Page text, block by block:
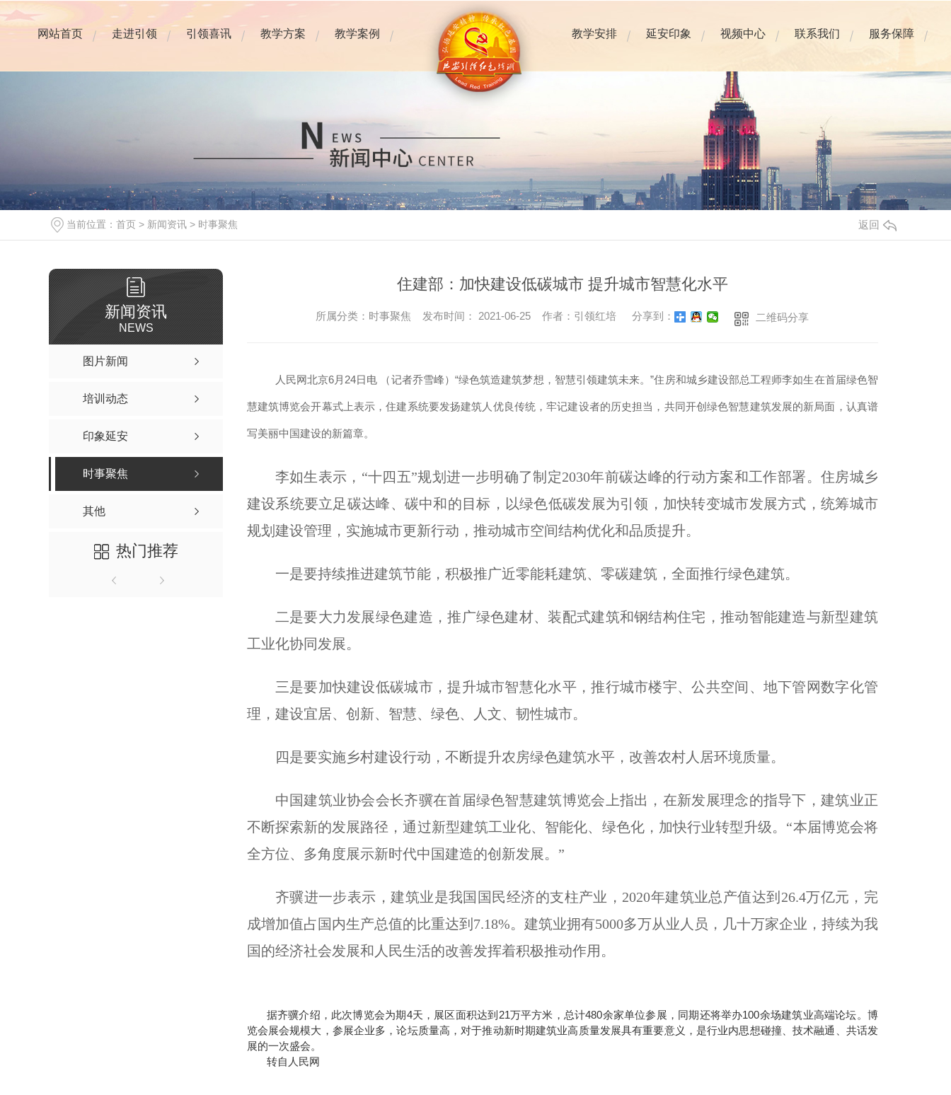
网站首页 走进引领 引领喜讯 教学方案 教学案例 教学安排 延安印象 视频中心 联系我们 服务保障
当前位置： 首页 > 新闻资讯 > 时事聚焦 返回
新闻资讯
NEWS
图片新闻
培训动态
印象延安
时事聚焦
其他
热门推荐
住建部：加快建设低碳城市 提升城市智慧化水平
所属分类：时事聚焦 发布时间： 2021-06-25 作者：引领红培 分享到： 二维码分享
人民网北京6月24日电 （记者乔雪峰）“绿色筑造建筑梦想，智慧引领建筑未来。”住房和城乡建设部总工程师李如生在首届绿色智
慧建筑博览会开幕式上表示，住建系统要发扬建筑人优良传统，牢记建设者的历史担当，共同开创绿色智慧建筑发展的新局面，认真谱
写美丽中国建设的新篇章。
李如生表示，“十四五”规划进一步明确了制定2030年前碳达峰的行动方案和工作部署。住房城乡
建设系统要立足碳达峰、碳中和的目标，以绿色低碳发展为引领，加快转变城市发展方式，统筹城市
规划建设管理，实施城市更新行动，推动城市空间结构优化和品质提升。
一是要持续推进建筑节能，积极推广近零能耗建筑、零碳建筑，全面推行绿色建筑。
二是要大力发展绿色建造，推广绿色建材、装配式建筑和钢结构住宅，推动智能建造与新型建筑
工业化协同发展。
三是要加快建设低碳城市，提升城市智慧化水平，推行城市楼宇、公共空间、地下管网数字化管
理，建设宜居、创新、智慧、绿色、人文、韧性城市。
四是要实施乡村建设行动，不断提升农房绿色建筑水平，改善农村人居环境质量。
中国建筑业协会会长齐骥在首届绿色智慧建筑博览会上指出，在新发展理念的指导下，建筑业正
不断探索新的发展路径，通过新型建筑工业化、智能化、绿色化，加快行业转型升级。“本届博览会将
全方位、多角度展示新时代中国建造的创新发展。”
齐骥进一步表示，建筑业是我国国民经济的支柱产业，2020年建筑业总产值达到26.4万亿元，完
成增加值占国内生产总值的比重达到7.18%。建筑业拥有5000多万从业人员，几十万家企业，持续为我
国的经济社会发展和人民生活的改善发挥着积极推动作用。
据齐骥介绍，此次博览会为期4天，展区面积达到21万平方米，总计480余家单位参展，同期还将举办100余场建筑业高端论坛。博
览会展会规模大，参展企业多，论坛质量高，对于推动新时期建筑业高质量发展具有重要意义，是行业内思想碰撞、技术融通、共话发
展的一次盛会。
转自人民网